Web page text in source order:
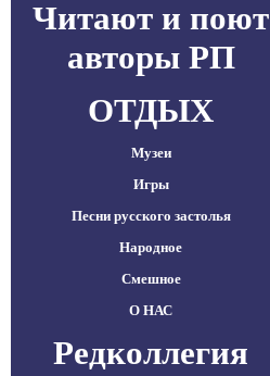
Читают и поют
авторы РП
ОТДЫХ
Музеи
Игры
Песни русского застолья
Народное
Смешное
О НАС
Редколлегия